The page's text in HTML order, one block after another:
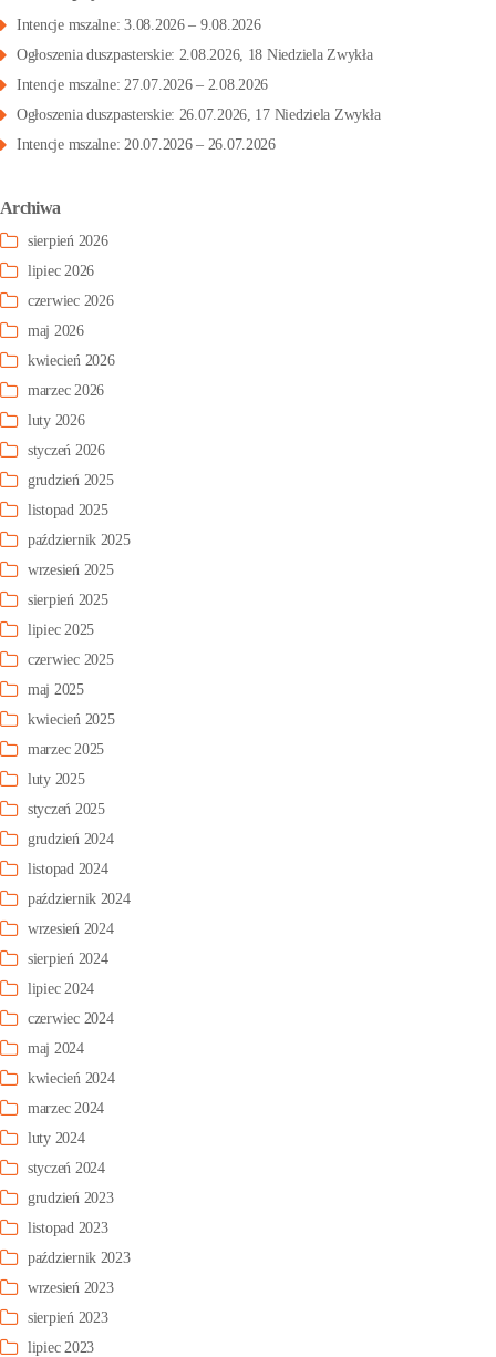
Intencje mszalne: 3.08.2026 – 9.08.2026
Ogłoszenia duszpasterskie: 2.08.2026, 18 Niedziela Zwykła
Intencje mszalne: 27.07.2026 – 2.08.2026
Ogłoszenia duszpasterskie: 26.07.2026, 17 Niedziela Zwykła
Intencje mszalne: 20.07.2026 – 26.07.2026
Archiwa
sierpień 2026
lipiec 2026
czerwiec 2026
maj 2026
kwiecień 2026
marzec 2026
luty 2026
styczeń 2026
grudzień 2025
listopad 2025
październik 2025
wrzesień 2025
sierpień 2025
lipiec 2025
czerwiec 2025
maj 2025
kwiecień 2025
marzec 2025
luty 2025
styczeń 2025
grudzień 2024
listopad 2024
październik 2024
wrzesień 2024
sierpień 2024
lipiec 2024
czerwiec 2024
maj 2024
kwiecień 2024
marzec 2024
luty 2024
styczeń 2024
grudzień 2023
listopad 2023
październik 2023
wrzesień 2023
sierpień 2023
lipiec 2023